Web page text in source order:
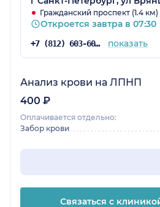
Гражданский проспект (1.4 км)
Откроется завтра в 07:30
+7 (812) 603-60-42 показать
Анализ крови на ЛПНП
400 ₽
Оплачивается отдельно:
Забор крови
Связаться с